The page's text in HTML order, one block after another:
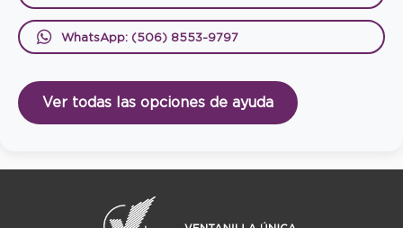
WhatsApp: (506) 8553-9797
Ver todas las opciones de ayuda